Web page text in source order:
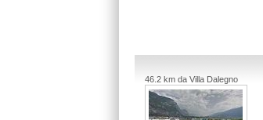
46.2 km da Villa Dalegno